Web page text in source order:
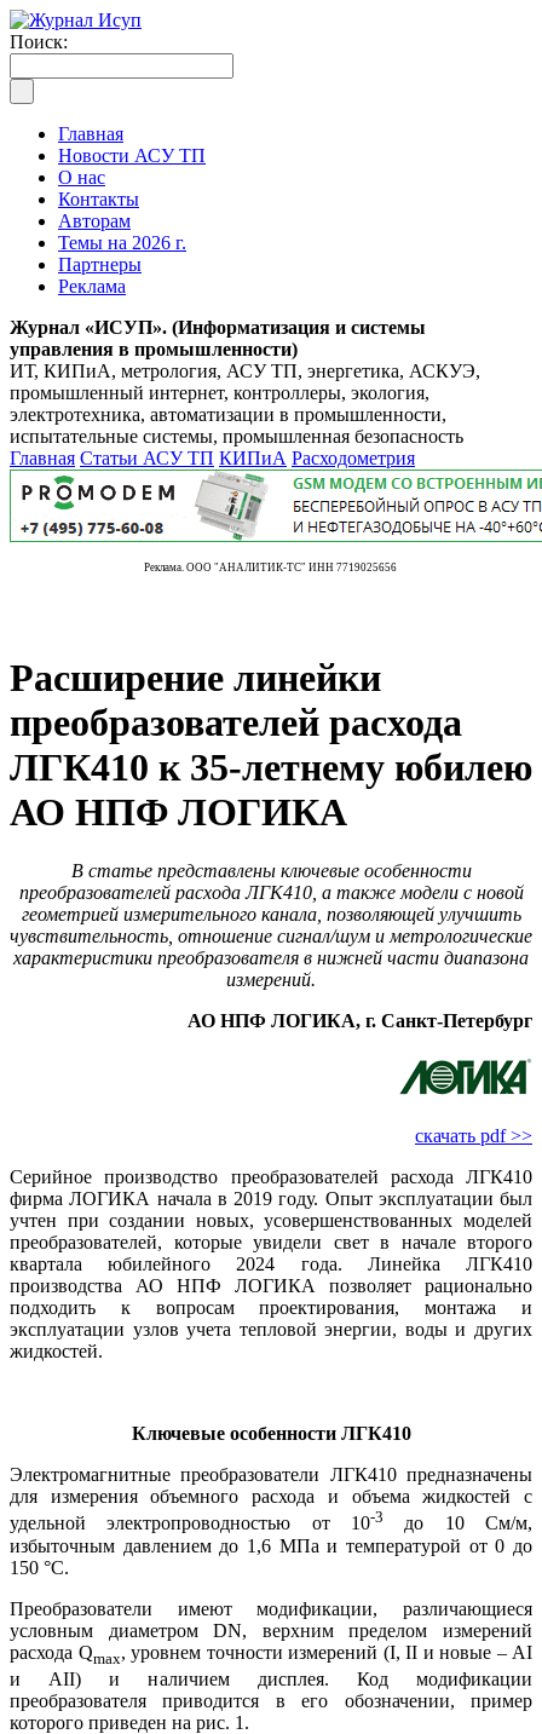
Поиск:
Главная
Новости АСУ ТП
О нас
Контакты
Авторам
Темы на 2026 г.
Партнеры
Реклама
Журнал «ИСУП». (Информатизация и системы
управления в промышленности)
ИТ, КИПиА, метрология, АСУ ТП, энергетика, АСКУЭ,
промышленный интернет, контроллеры, экология,
электротехника, автоматизации в промышленности,
испытательные системы, промышленная безопасность
Главная Статьи АСУ ТП КИПиА Расходометрия
Реклама. ООО "АНАЛИТИК-ТС" ИНН 7719025656
Расширение линейки
преобразователей расхода
ЛГК410 к 35‑летнему юбилею
АО НПФ ЛОГИКА
В статье представлены ключевые особенности
преобразователей расхода ЛГК410, а также модели с новой
геометрией измерительного канала, позволяющей улучшить
чувствительность, отношение сигнал/шум и метрологические
характеристики преобразователя в нижней части диапазона
измерений.
АО НПФ ЛОГИКА, г. Санкт-Петербург
скачать pdf >>
Серийное производство преобразователей расхода ЛГК410
фирма ЛОГИКА начала в 2019 го­ду. Опыт эксплуатации был
учтен при создании новых, усовершенствованных моделей
преобразователей, которые увидели свет в начале второго
квартала юбилейного 2024 года. Линейка ЛГК410
производства АО НПФ ЛОГИКА позволяет рационально
подходить к вопросам проектирования, монтажа и
эксплуатации узлов учета тепловой энергии, во­ды и других
жидкостей.
Ключевые особенности ЛГК410
Электромагнитные преобразователи ЛГК410 предназначены
для измерения объемного расхода и объема жидкостей с
удельной электропроводностью от 10-3
до 10 См/м,
избыточным давлением до 1,6 МПа и температурой от 0 до
150 °C.
Преобразователи имеют модификации, различающиеся
условным диаметром DN, верхним пределом измерений
расхода Qmax, уровнем точности измерений (I, II и новые – AI
и AII) и наличием дисплея. Код модификации
преобразователя приводится в его обозначении, пример
которого приведен на рис. 1.